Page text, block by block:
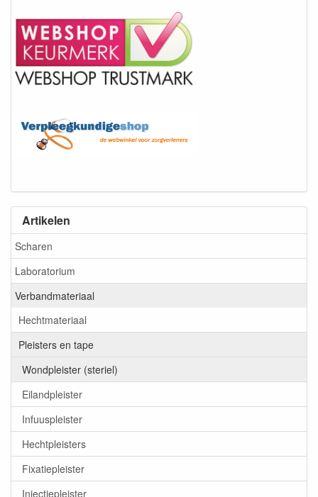
Artikelen
Scharen
Laboratorium
Verbandmateriaal
Hechtmateriaal
Pleisters en tape
Wondpleister (steriel)
Eilandpleister
Infuuspleister
Hechtpleisters
Fixatiepleister
Injectiepleister